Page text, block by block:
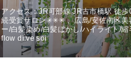
アクセス：JR可部線 JR古市橋駅 徒
続受賞サロン✳︎✳︎✳︎ 、広島/安佐南区美
ー/白髪染め/白髪ぼかし/ハイライト/
flow di:ve soi